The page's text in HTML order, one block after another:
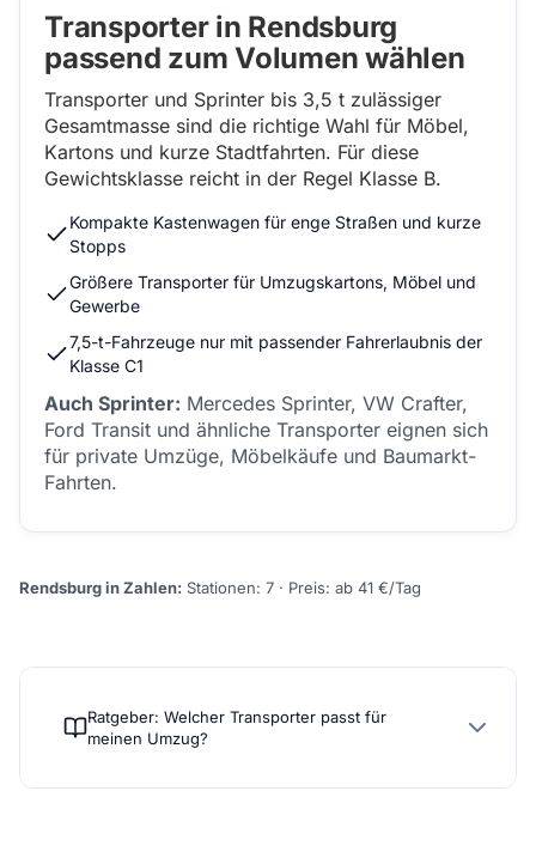
Transporter in Rendsburg
passend zum Volumen wählen
Transporter und Sprinter bis 3,5 t zulässiger
Gesamtmasse sind die richtige Wahl für Möbel,
Kartons und kurze Stadtfahrten. Für diese
Gewichtsklasse reicht in der Regel Klasse B.
Kompakte Kastenwagen für enge Straßen und kurze
Stopps
Größere Transporter für Umzugskartons, Möbel und
Gewerbe
7,5-t-Fahrzeuge nur mit passender Fahrerlaubnis der
Klasse C1
Auch Sprinter: Mercedes Sprinter, VW Crafter,
Ford Transit und ähnliche Transporter eignen sich
für private Umzüge, Möbelkäufe und Baumarkt-
Fahrten.
Rendsburg in Zahlen: Stationen: 7 · Preis: ab 41 €/Tag
Ratgeber: Welcher Transporter passt für
meinen Umzug?